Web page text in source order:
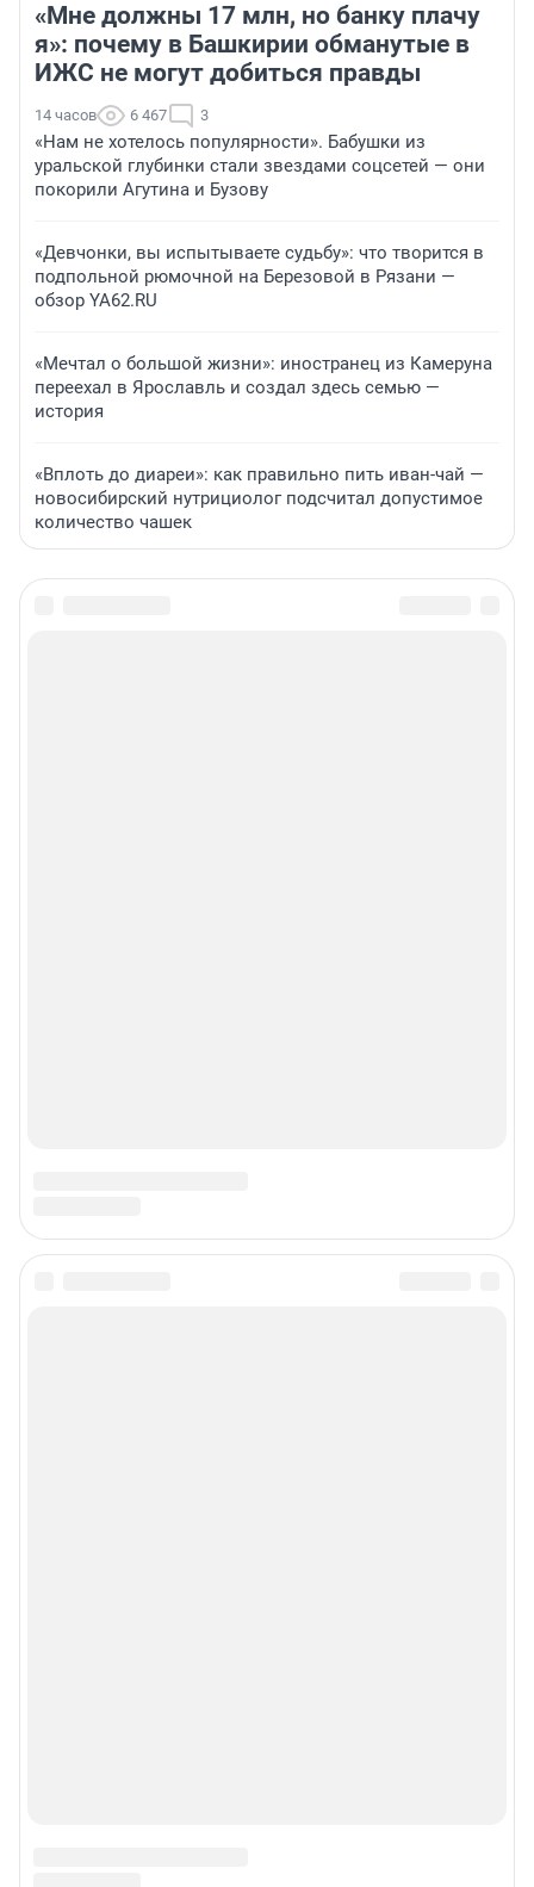
«Мне должны 17 млн, но банку плачу
я»: почему в Башкирии обманутые в
ИЖС не могут добиться правды
14 часов 6 467 3
«Нам не хотелось популярности». Бабушки из
уральской глубинки стали звездами соцсетей — они
покорили Агутина и Бузову
«Девчонки, вы испытываете судьбу»: что творится в
подпольной рюмочной на Березовой в Рязани —
обзор YA62.RU
«Мечтал о большой жизни»: иностранец из Камеруна
переехал в Ярославль и создал здесь семью —
история
«Вплоть до диареи»: как правильно пить иван-чай —
новосибирский нутрициолог подсчитал допустимое
количество чашек